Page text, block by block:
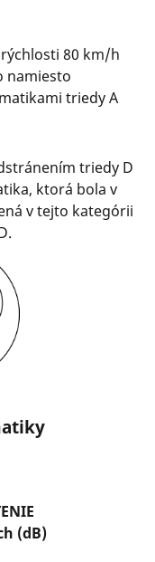
80 km/h
namiesto
triedy A
triedy D
ktorá bola v
v tejto kategórii
(dB)